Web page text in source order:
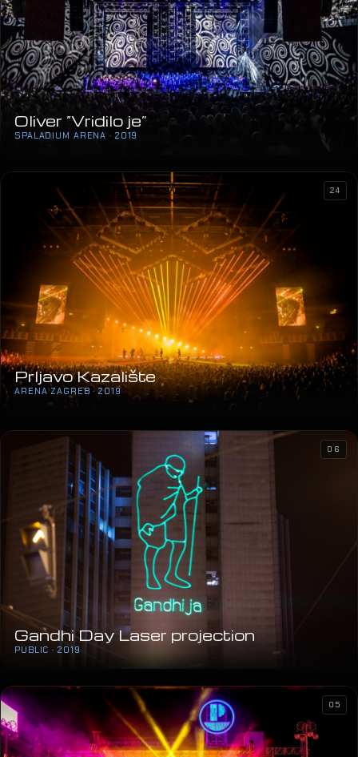
Oliver “Vridilo je”
SPALADIUM ARENA · 2019
Prljavo Kazalište
ARENA ZAGREB · 2019
24
Gandhi Day Laser projection
PUBLIC · 2019
06
05